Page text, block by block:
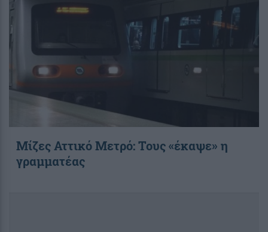
Μίζες Αττικό Μετρό: Τους «έκαψε» η
γραμματέας